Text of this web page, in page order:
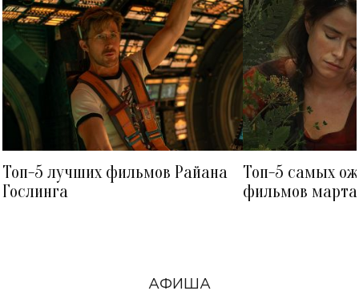
Топ-5 лучших фильмов Райана
Гослинга
Топ-5 самых
фильмов
АФИША